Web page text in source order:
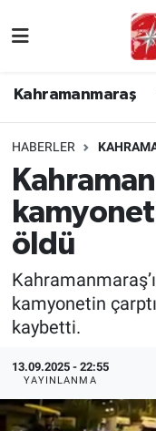
Kahramanmaraş
HABERLER
öldü
kamyonetin
kaybetti.
13.09.2025 - 22:55
YAYINLANMA
Politika
Ekonomi
Spor
Sağlık
İstanbul Trafik
Süper Lig
Tüm Manşetler
Haber Arşivi